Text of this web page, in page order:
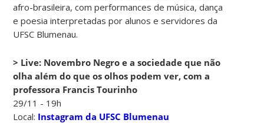
afro-brasileira, com performances de música, dança
e poesia interpretadas por alunos e servidores da
UFSC Blumenau.
> Live: Novembro Negro e a sociedade que não
olha além do que os olhos podem ver, com a
professora Francis Tourinho
29/11 - 19h
Local: Instagram da UFSC Blumenau